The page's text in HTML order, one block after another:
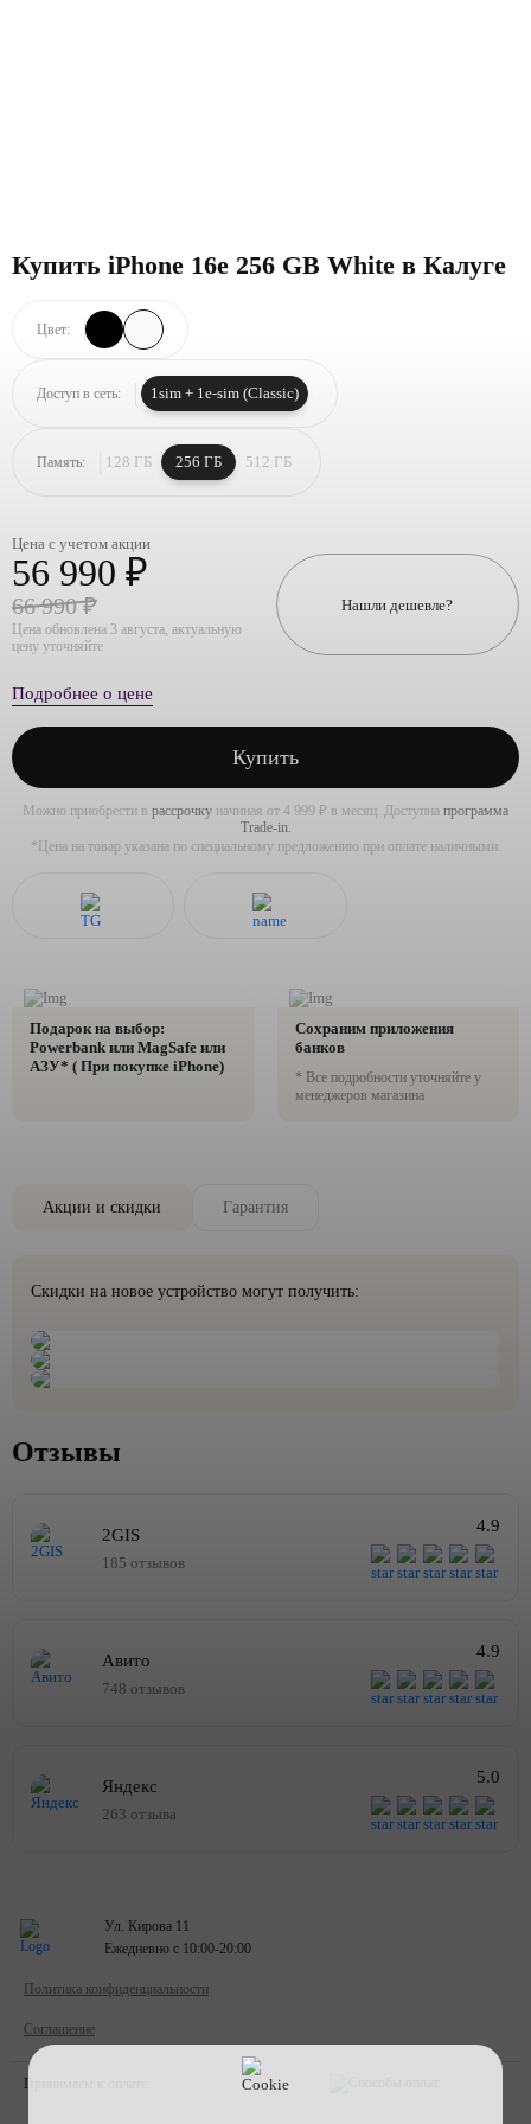
Купить iPhone 16e 256 GB White в Калуге
Цвет:
Доступ в сеть: 1sim + 1e-sim (Classic)
Память: 128 ГБ 256 ГБ 512 ГБ
Цена с учетом акции
56 990 ₽
66 990 ₽
Цена обновлена 3 августа, актуальную
цену уточняйте
Нашли дешевле?
Подробнее о цене
Купить
Можно приобрести в рассрочку начиная от 4 999 ₽ в месяц. Доступна программа
Trade-in.
*Цена на товар указана по специальному предложению при оплате наличными.
Подарок на выбор:
Powerbank или MagSafe или
AЗУ* ( При покупке iPhone)
Сохраним приложения
банков
* Все подробности уточняйте у
менеджеров магазина
Акции и скидки Гарантия
Скидки на новое устройство могут получить:
Отзывы
2GIS
185 отзывов
4.9
Авито
748 отзывов
4.9
Яндекс
263 отзыва
5.0
Ул. Кирова 11
Ежедневно с 10:00-20:00
Политика конфиденциальности
Соглашение
Принимаем к оплате